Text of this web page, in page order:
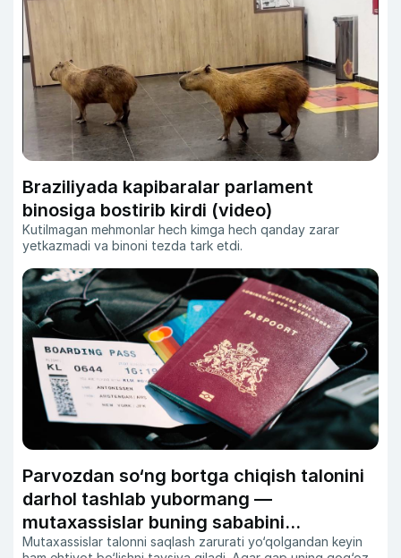
Braziliyada kapibaralar parlament
binosiga bostirib kirdi (video)
Kutilmagan mehmonlar hech kimga hech qanday zarar
yetkazmadi va binoni tezda tark etdi.
Parvozdan so‘ng bortga chiqish talonini
darhol tashlab yubormang —
mutaxassislar buning sababini
tushuntirdi
Mutaxassislar talonni saqlash zarurati yo‘qolgandan keyin